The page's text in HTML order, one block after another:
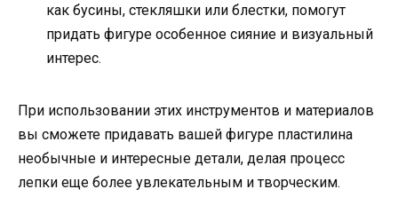
как бусины, стекляшки или блестки, помогут
придать фигуре особенное сияние и визуальный
интерес.
При использовании этих инструментов и материалов
вы сможете придавать вашей фигуре пластилина
необычные и интересные детали, делая процесс
лепки еще более увлекательным и творческим.